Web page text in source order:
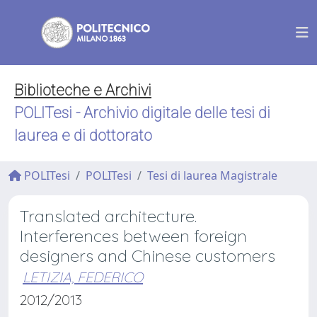
Biblioteche e Archivi
POLITesi - Archivio digitale delle tesi di
laurea e di dottorato
POLITesi POLITesi Tesi di laurea Magistrale
Translated architecture.
Interferences between foreign
designers and Chinese customers
LETIZIA, FEDERICO
2012/2013